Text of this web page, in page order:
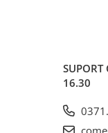
SUPORT
16.30